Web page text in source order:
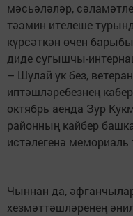
мәсьәләләр,
тәэмин ителеше
күрсәткән өчен
диде сугышчы-
– Шулай ук без,
иптәшләребезнең
октябрь аенда Зур
районның кайбер
истәлегенә
Чыннан да,
хезмәттәшләренең